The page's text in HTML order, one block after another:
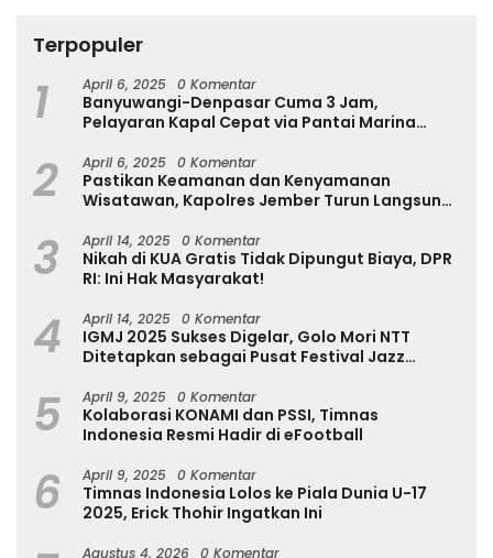
Terpopuler
1 April 6, 2025 0 Komentar
Banyuwangi-Denpasar Cuma 3 Jam,
Pelayaran Kapal Cepat via Pantai Marina
2 April 6, 2025 0 Komentar
Pastikan Keamanan dan Kenyamanan
Wisatawan, Kapolres Jember Turun Langsung
3 April 14, 2025 0 Komentar
Nikah di KUA Gratis Tidak Dipungut Biaya, DPR
RI: Ini Hak Masyarakat!
4 April 14, 2025 0 Komentar
IGMJ 2025 Sukses Digelar, Golo Mori NTT
Ditetapkan sebagai Pusat Festival Jazz
5 April 9, 2025 0 Komentar
Kolaborasi KONAMI dan PSSI, Timnas
Indonesia Resmi Hadir di eFootball
6 April 9, 2025 0 Komentar
Timnas Indonesia Lolos ke Piala Dunia U-17
2025, Erick Thohir Ingatkan Ini
Agustus 4, 2026 0 Komentar